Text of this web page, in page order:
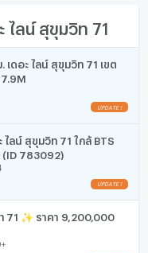
ห้องพัก
ไลน์ สุขุมวิท 71
เดอะ ไลน์ สุขุมวิท 71 เขต
ลน์ สุขุมวิท 71 ใกล้ BTS
(ID 783092)
71 ✨ ราคา 9,200,000